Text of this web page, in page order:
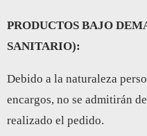
PRODUCTOS BAJO
SANITARIO):
Debido a la naturaleza
encargos, no se admitirán
realizado el pedido.